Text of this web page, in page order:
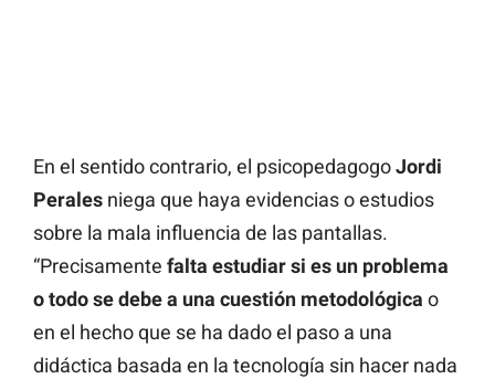
En el sentido contrario, el psicopedagogoJordi
Perales niega que haya evidencias o estudios
sobre la mala influencia de las pantallas.
“Precisamente falta estudiar si es un problema
o todo se debe a una cuestión metodológica o
en el hecho que se ha dado el paso a una
didáctica basada en la tecnología sin hacer nada